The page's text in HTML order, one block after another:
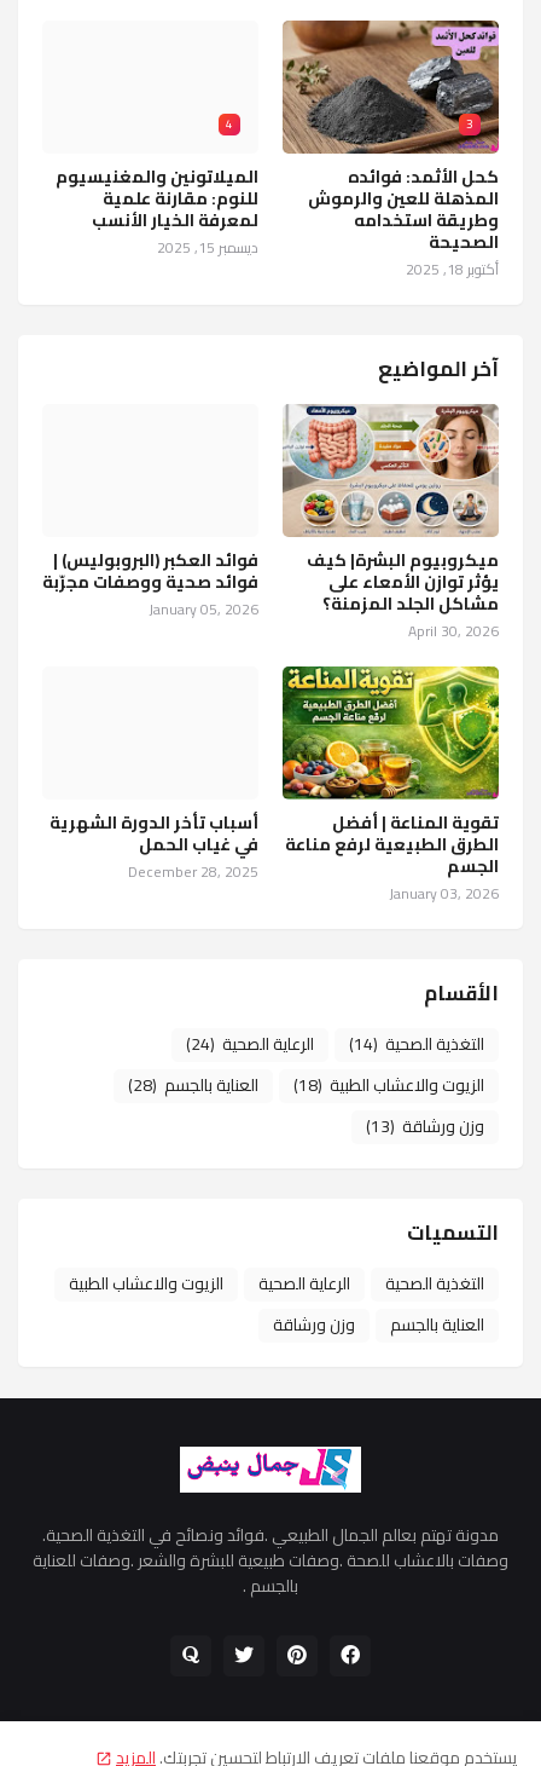
3
كحل الأثمد: فوائده
المذهلة للعين والرموش
وطريقة استخدامه
الصحيحة
أكتوبر 18, 2025
4
الميلاتونين والمغنيسيوم
للنوم: مقارنة علمية
لمعرفة الخيار الأنسب
ديسمبر 15, 2025
آخر المواضيع
ميكروبيوم البشرة| كيف
يؤثر توازن الأمعاء على
مشاكل الجلد المزمنة؟
April 30, 2026
فوائد العكبر (البروبوليس) |
فوائد صحية ووصفات مجرّبة
January 05, 2026
تقوية المناعة | أفضل
الطرق الطبيعية لرفع مناعة
الجسم
January 03, 2026
أسباب تأخر الدورة الشهرية
في غياب الحمل
December 28, 2025
الأقسام
التغذية الصحية (14) الرعاية الصحية (24)
الزيوت والاعشاب الطبية (18) العناية بالجسم (28)
وزن ورشاقة (13)
التسميات
التغذية الصحية الرعاية الصحية
الزيوت والاعشاب الطبية
العناية بالجسم
وزن ورشاقة
مدونة تهتم بعالم الجمال الطبيعي .فوائد ونصائح في التغذية الصحية.
وصفات بالاعشاب للصحة .وصفات طبيعية للبشرة والشعر .وصفات للعناية
بالجسم .
يستخدم موقعنا ملفات تعريف الارتباط لتحسين تجربتك.المزيد